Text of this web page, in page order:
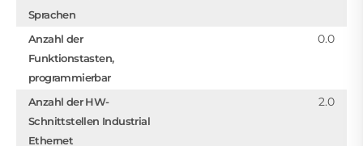
Sprachen
Anzahl der
Funktionstasten,
programmierbar
0.0
Anzahl der HW-
Schnittstellen Industrial
Ethernet
2.0